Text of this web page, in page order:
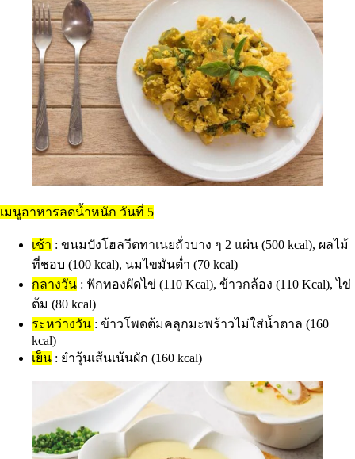
เมนูอาหารลดน้ำหนัก วันที่ 5
เช้า : ขนมปังโฮลวีตทาเนยถั่วบาง ๆ 2 แผ่น (500 kcal), ผลไม้
ที่ชอบ (100 kcal), นมไขมันต่ำ (70 kcal)
กลางวัน : ฟักทองผัดไข่ (110 Kcal), ข้าวกล้อง (110 Kcal), ไข่
ต้ม (80 kcal)
ระหว่างวัน : ข้าวโพดต้มคลุกมะพร้าวไม่ใส่น้ำตาล (160
kcal)
เย็น : ยำวุ้นเส้นเน้นผัก (160 kcal)